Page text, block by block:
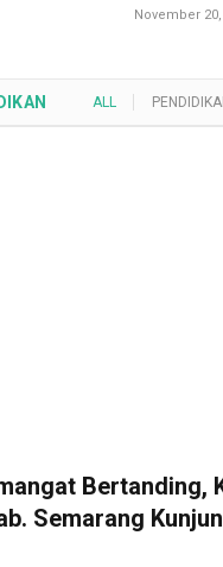
November 20,
ALL
Bertanding,
Semarang